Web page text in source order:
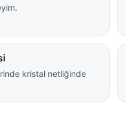
kristal netliğinde